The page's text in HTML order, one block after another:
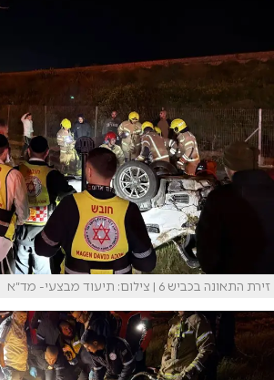
זירת התאונה בכביש 6 | צילום: תיעוד מבצעי- מד״א